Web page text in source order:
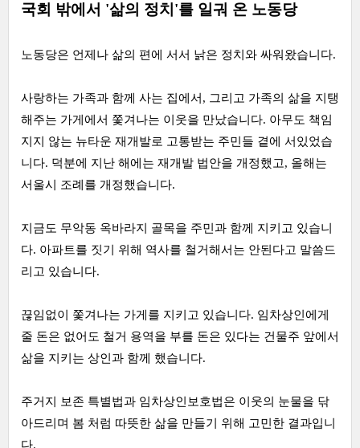
국회 밖에서 '삶의 정치'를 일궈 온 노동당
노동당은 언제나 삶의 편에 서서 낡은 정치와 싸워왔습니다.
사랑하는 가족과 함께 사는 집에서, 그리고 가족의 삶을 지탱
해주는 가게에서 쫓겨나는 이웃을 만났습니다. 아무도 책임
지지 않는 뉴타운 재개발로 고통받는 주민들 곁에 서있었습
니다. 덕분에 지난 해에는 재개발 법안을 개정했고, 올해는
서울시 조례를 개정했습니다.
지금도 무악동 옥바라지 골목을 주민과 함께 지키고 있습니
다. 아파트를 짓기 위해 역사를 철거해서는 안된다고 말씀드
리고 있습니다.
끊임없이 쫓겨나는 가게를 지키고 있습니다. 임차상인에게
줄 돈은 없어도 철거 용역을 부를 돈은 있다는 건물주 앞에서
삶을 지키는 상인과 함께 했습니다.
주거지 보존 특별법과 임차상인보호법은 이웃의 눈물을 닦
아드리며 봄 처럼 따뜻한 삶을 만들기 위해 고민한 결과입니
다.